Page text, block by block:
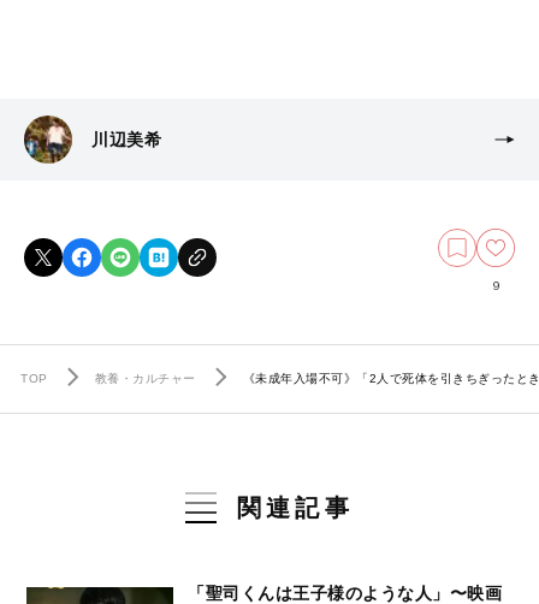
川辺美希
9
TOP 教養・カルチャー 《未成年入場不可》「2人で死体を引きちぎった
関連記事
「聖司くんは王子様のような人」〜映画